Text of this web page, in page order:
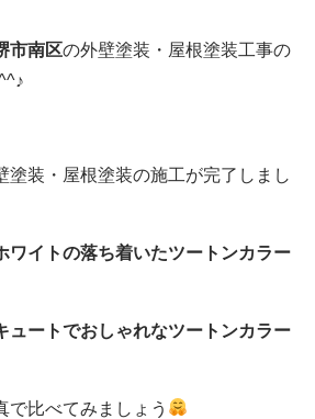
市南区の外壁塗装・屋根塗装工事の
塗装・屋根塗装の施工が完了しまし
ワイトの落ち着いたツートンカラー
ュートでおしゃれなツートンカラー
で比べてみましょう